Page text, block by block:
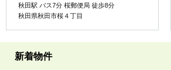
秋田駅 バス7分 桜郵便局 徒歩8分
秋田県秋田市桜４丁目
新着物件